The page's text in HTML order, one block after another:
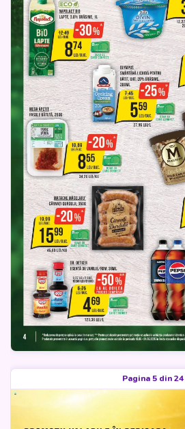
Pagina 5 din 24